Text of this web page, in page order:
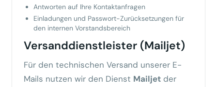
Antworten auf Ihre Kontaktanfragen
Einladungen und Passwort-Zurücksetzungen für
den internen Vorstandsbereich
Versanddienstleister (Mailjet)
Für den technischen Versand unserer E-
Mails nutzen wir den Dienst Mailjet der